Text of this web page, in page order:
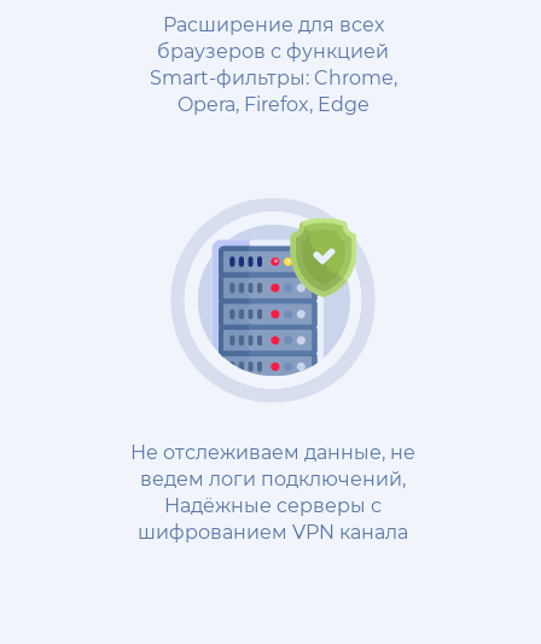
Расширение для всех
браузеров с функцией
Smart-фильтры: Chrome,
Opera, Firefox, Edge
Не отслеживаем данные, не
ведем логи подключений,
Надёжные cерверы с
шифрованием VPN канала